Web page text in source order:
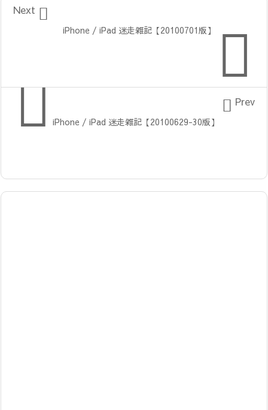

iPhone / iPad 迷走雑記【20100701版】

Next
iPhone / iPad 迷走雑記【20100629-30版】
 Prev